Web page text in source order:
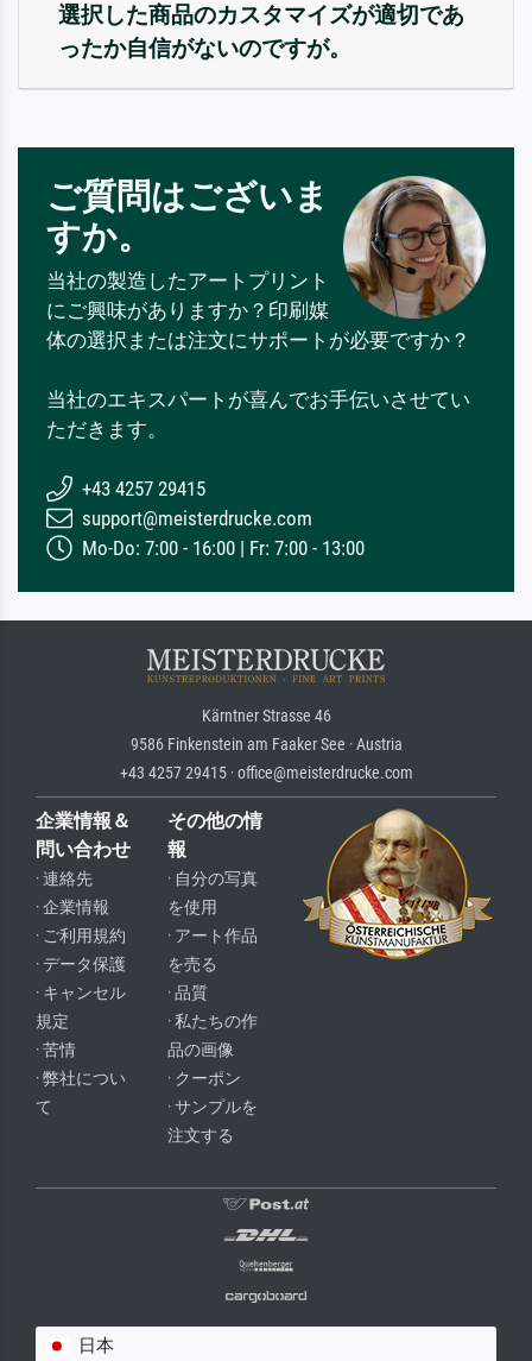
選択した商品のカスタマイズが適切であ
ったか自信がないのですが。
ご質問はございま
すか。
当社の製造したアートプリント
にご興味がありますか？印刷媒
体の選択または注文にサポートが必要ですか？
当社のエキスパートが喜んでお手伝いさせてい
ただきます。
+43 4257 29415
support@meisterdrucke.com
Mo-Do: 7:00 - 16:00 | Fr: 7:00 - 13:00
Kärntner Strasse 46
9586 Finkenstein am Faaker See · Austria
+43 4257 29415 · office@meisterdrucke.com
企業情報＆
問い合わせ
· 連絡先
· 企業情報
· ご利用規約
· データ保護
· キャンセル
規定
· 苦情
· 弊社につい
て
その他の情
報
· 自分の写真
を使用
· アート作品
を売る
· 品質
· 私たちの作
品の画像
· クーポン
· サンプルを
注文する
日本